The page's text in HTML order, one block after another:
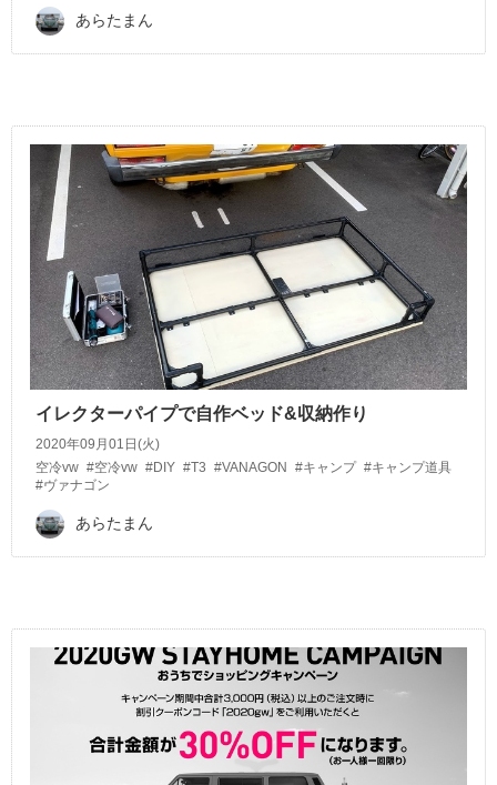
あらたまん
イレクターパイプで自作ベッド&収納作り
2020年09月01日(火)
空冷vw #空冷vw #DIY #T3 #VANAGON #キャンプ #キャンプ道具
#ヴァナゴン
あらたまん